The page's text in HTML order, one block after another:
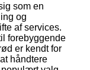
som en
og
af services.
forebyggende
er kendt for
håndtere